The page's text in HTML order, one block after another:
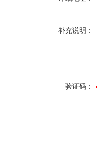
补充说明：
验证码：